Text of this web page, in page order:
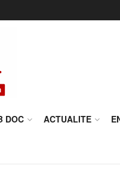
DOC ACTUALITE